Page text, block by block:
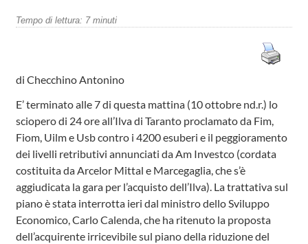
Tempo di lettura: 7 minuti
di Checchino Antonino
E’ terminato alle 7 di questa mattina (10 ottobre nd.r.) lo
sciopero di 24 ore all’Ilva di Taranto proclamato da Fim,
Fiom, Uilm e Usb contro i 4200 esuberi e il peggioramento
dei livelli retributivi annunciati da Am Investco (cordata
costituita da Arcelor Mittal e Marcegaglia, che s’è
aggiudicata la gara per l’acquisto dell’Ilva). La trattativa sul
piano è stata interrotta ieri dal ministro dello Sviluppo
Economico, Carlo Calenda, che ha ritenuto la proposta
dell’acquirente irricevibile sul piano della riduzione del